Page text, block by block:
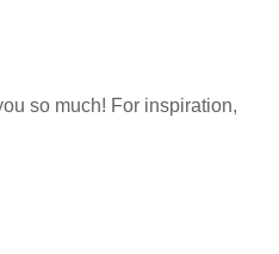
so much! For inspiration,